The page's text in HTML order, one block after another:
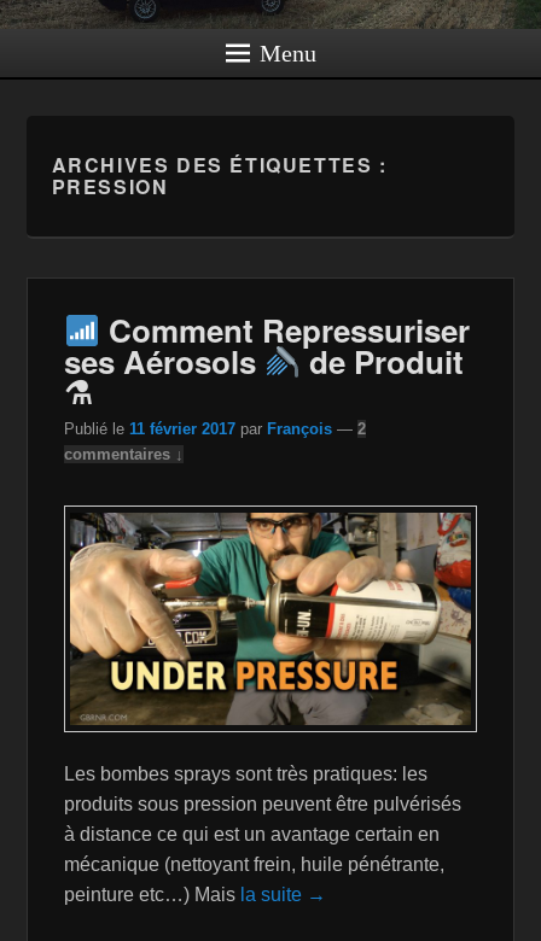
Menu
ARCHIVES DES ÉTIQUETTES :
PRESSION
Comment Repressuriser
ses Aérosols de Produit
⚗
Publié le 11 février 2017 par François —2
commentaires ↓
Les bombes sprays sont très pratiques: les
produits sous pression peuvent être pulvérisés
à distance ce qui est un avantage certain en
mécanique (nettoyant frein, huile pénétrante,
peinture etc…) Mais la suite →